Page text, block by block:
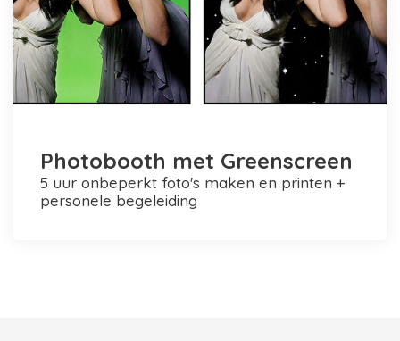
Photobooth met Greenscreen
5 uur onbeperkt foto's maken en printen +
personele begeleiding